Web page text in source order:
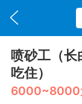
喷砂工（
吃住）
6000~8000